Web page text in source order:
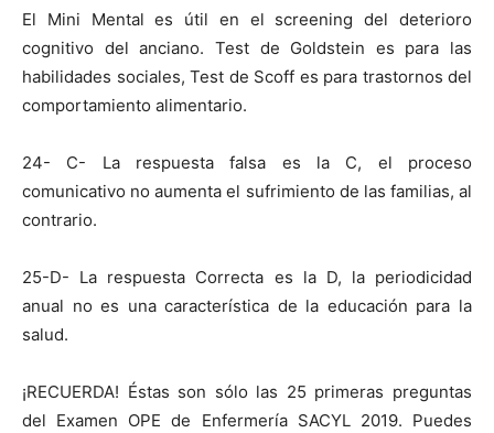
El Mini Mental es útil en el screening del deterioro
cognitivo del anciano. Test de Goldstein es para las
habilidades sociales, Test de Scoff es para trastornos del
comportamiento alimentario.
24- C- La respuesta falsa es la C, el proceso
comunicativo no aumenta el sufrimiento de las familias, al
contrario.
25-D- La respuesta Correcta es la D, la periodicidad
anual no es una característica de la educación para la
salud.
¡RECUERDA! Éstas son sólo las 25 primeras preguntas
del Examen OPE de Enfermería SACYL 2019. Puedes